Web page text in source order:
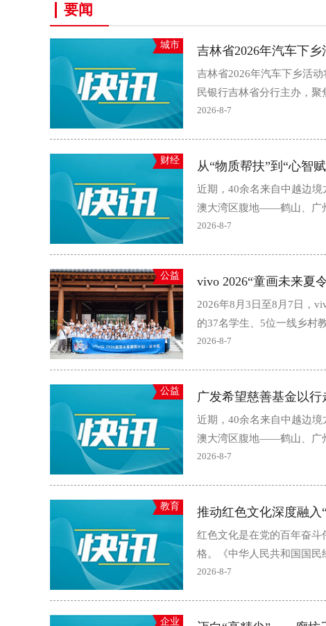
要闻
城市 吉林省2026年汽车下
吉林省2026年汽车下乡活
民银行吉林省分行主办，
2026-8-7
财经 从“物质帮扶”到“心智
近期，40余名来自中越边
澳大湾区腹地——鹤山、广
2026-8-7
公益 vivo 2026“童画未来夏
2026年8月3日至8月7日，
的37名学生、5位一线乡村
2026-8-7
公益 广发希望慈善基金以
近期，40余名来自中越边
澳大湾区腹地——鹤山、广
2026-8-7
教育 推动红色文化深度融入
红色文化是在党的百年奋
格。《中华人民共和国国民
2026-8-7
企业